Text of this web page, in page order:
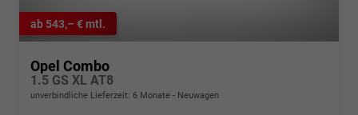
ab 543,– € mtl.
Opel Combo
1.5 GS XL AT8
unverbindliche Lieferzeit: 6 Monate Neuwagen